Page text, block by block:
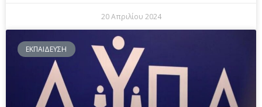
20 Απριλίου 2024
ΕΚΠΑΙΔΕΥΣΗ